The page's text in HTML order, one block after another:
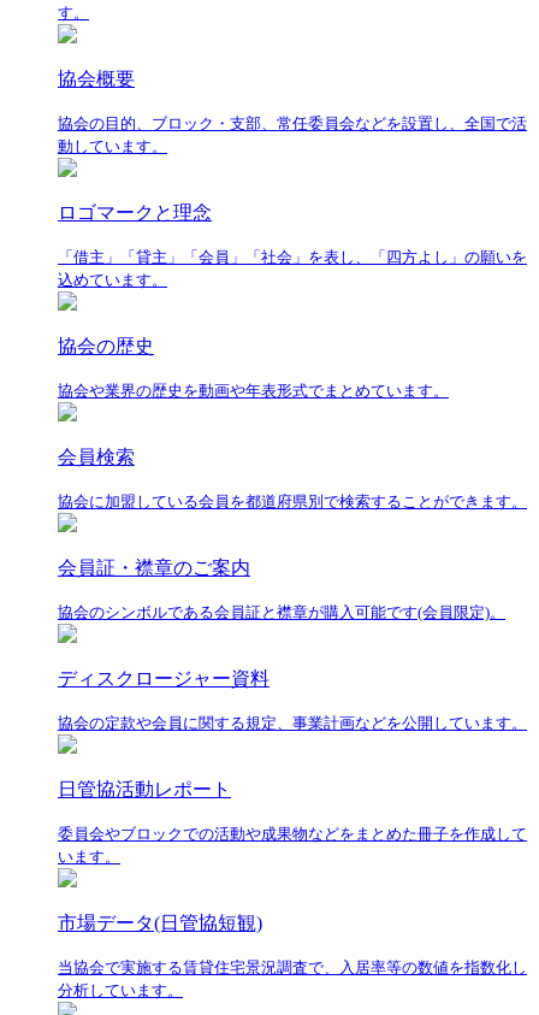
す。
協会概要
協会の目的、ブロック・支部、常任委員会などを設置し、全国で活
動しています。
ロゴマークと理念
「借主」「貸主」「会員」「社会」を表し、「四方よし」の願いを
込めています。
協会の歴史
協会や業界の歴史を動画や年表形式でまとめています。
会員検索
協会に加盟している会員を都道府県別で検索することができます。
会員証・襟章のご案内
協会のシンボルである会員証と襟章が購入可能です(会員限定)。
ディスクロージャー資料
協会の定款や会員に関する規定、事業計画などを公開しています。
日管協活動レポート
委員会やブロックでの活動や成果物などをまとめた冊子を作成して
います。
市場データ(日管協短観)
当協会で実施する賃貸住宅景況調査で、入居率等の数値を指数化し
分析しています。